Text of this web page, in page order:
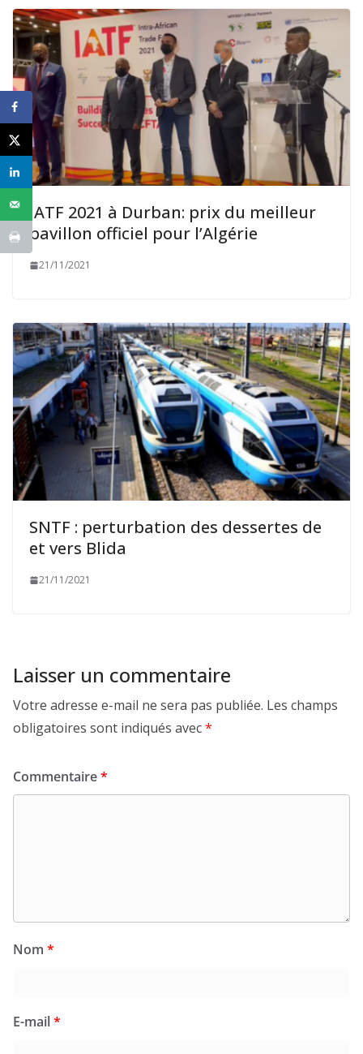
IATF 2021 à Durban: prix du meilleur
pavillon officiel pour l’Algérie
21/11/2021
SNTF : perturbation des dessertes de
et vers Blida
21/11/2021
Laisser un commentaire
Votre adresse e-mail ne sera pas publiée. Les champs
obligatoires sont indiqués avec*
Commentaire*
Nom *
E-mail*